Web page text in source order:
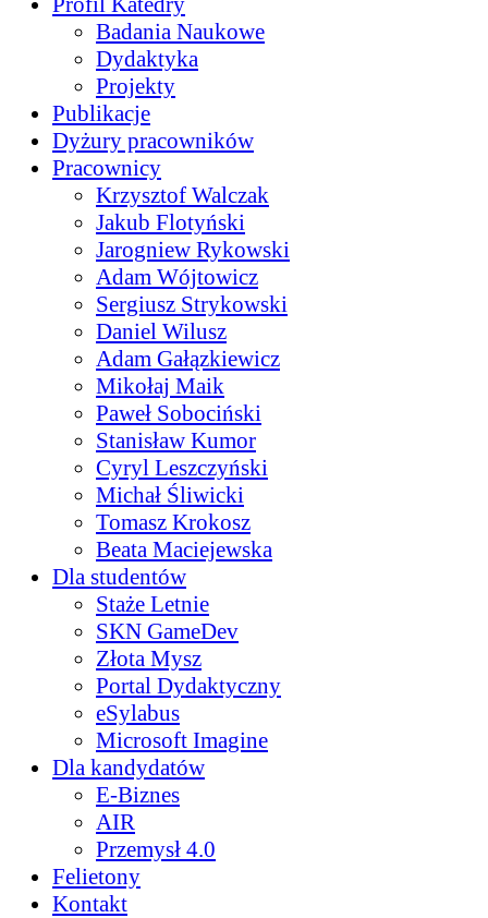
Badania Naukowe
Dydaktyka
Projekty
Publikacje
Dyżury pracowników
Pracownicy
Krzysztof Walczak
Jakub Flotyński
Jarogniew Rykowski
Adam Wójtowicz
Sergiusz Strykowski
Daniel Wilusz
Adam Gałązkiewicz
Mikołaj Maik
Paweł Sobociński
Stanisław Kumor
Cyryl Leszczyński
Michał Śliwicki
Tomasz Krokosz
Beata Maciejewska
Dla studentów
Staże Letnie
SKN GameDev
Złota Mysz
Portal Dydaktyczny
eSylabus
Microsoft Imagine
Dla kandydatów
E-Biznes
AIR
Przemysł 4.0
Felietony
Kontakt